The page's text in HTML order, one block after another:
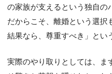
の家族が支えるという独自の
だからこそ、離婚という選択
結果なら、尊重すべき」とい
実際のやり取りとしては、ま